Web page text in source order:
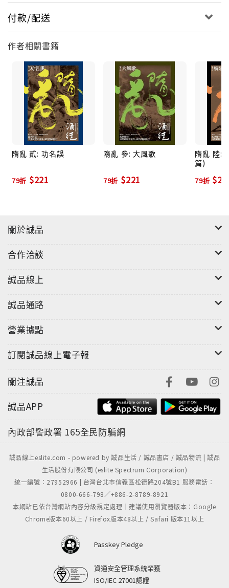
深得寵幸的郭允明派遣重兵三路圍殺鄭子明，表面上只
是當朝新貴與前朝皇子的新仇舊怨，實際上卻是新舊朝
野勢力各方人馬的相互角力。鄭子明設伏三敗前來襲擊
的兵馬，原以為可以就此安定下來，卻因遼國境內政
爭，各路將領為保自身家族利益急欲建功，頃刻間再度
面臨強敵壓境……。
付款/配送
作者相關書籍
隋亂 貳: 功名誤
79折 $221
隋亂 參: 大風歌
79折 $221
隋亂 陸:
篇)
79折
關於誠品
合作洽談
誠品線上
誠品通路
營業據點
訂閱誠品線上電子報
關注誠品
誠品APP
內政部警政署 165全民防騙網
誠品線上eslite.com - powered by 誠品生活 / 誠品書店 / 誠品物流 | 誠品
生活股份有限公司 (eslite Spectrum Corporation)
統一編號：27952966 | 台灣台北市信義區松德路204號B1 服務電話：
0800-666-798／+886-2-8789-8921
本網站已依台灣網站內容分級規定處理｜建議使用瀏覽器版本：Google
Chrome版本60以上 / Firefox版本48以上 / Safari 版本11以上
Passkey Pledge
資通安全管理系統榮獲
ISO/IEC 27001認證